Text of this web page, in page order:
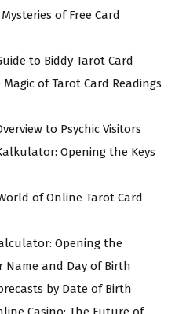
of Free Card
to Biddy Tarot Card
of Tarot Card Readings
to Psychic Visitors
Opening the Keys
of Online Tarot Card
Opening the
Name and Day of Birth
by Date of Birth